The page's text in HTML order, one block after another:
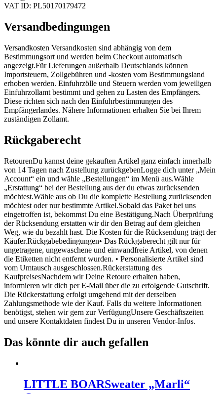
VAT ID: PL50170179472
Versandbedingungen
Versandkosten Versandkosten sind abhängig von dem
Bestimmungsort und werden beim Checkout automatisch
angezeigt.Für Lieferungen außerhalb Deutschlands können
Importsteuern, Zollgebühren und -kosten vom Bestimmungsland
erhoben werden. Einfuhrzölle und Steuern werden vom jeweiligen
Einfuhrzollamt bestimmt und gehen zu Lasten des Empfängers.
Diese richten sich nach den Einfuhrbestimmungen des
Empfängerlandes. Nähere Informationen erhalten Sie bei Ihrem
zuständigen Zollamt.
Rückgaberecht
RetourenDu kannst deine gekauften Artikel ganz einfach innerhalb
von 14 Tagen nach Zustellung zurückgebenLogge dich unter „Mein
Account“ ein und wähle „Bestellungen“ im Menü aus.Wähle
„Erstattung“ bei der Bestellung aus der du etwas zurücksenden
möchtest.Wähle aus ob Du die komplette Bestellung zurücksenden
möchtest oder nur bestimmte Artikel.Sobald das Paket bei uns
eingetroffen ist, bekommst Du eine Bestätigung.Nach Überprüfung
der Rücksendung erstatten wir dir den Betrag auf dem gleichen
Weg, wie du bezahlt hast. Die Kosten für die Rücksendung trägt der
Käufer.Rückgabebedingungen• Das Rückgaberecht gilt nur für
ungetragene, ungewaschene und einwandfreie Artikel, von denen
die Etiketten nicht entfernt wurden. • Personalisierte Artikel sind
vom Umtausch ausgeschlossen.Rückerstattung des
KaufpreisesNachdem wir Deine Retoure erhalten haben,
informieren wir dich per E-Mail über die zu erfolgende Gutschrift.
Die Rückerstattung erfolgt umgehend mit der derselben
Zahlungsmethode wie der Kauf. Falls du weitere Informationen
benötigst, stehen wir gern zur VerfügungUnsere Geschäftszeiten
und unsere Kontaktdaten findest Du in unseren Vendor-Infos.
Das könnte dir auch gefallen
LITTLE BOARSweater „Marli“